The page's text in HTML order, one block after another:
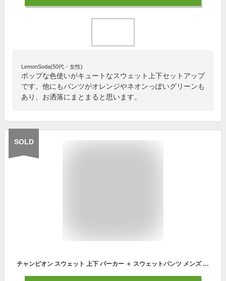
LemonSoda(50代・女性)
ポップな色使いがキュートなスウェット上下セットアップ
です。他にもパンツがオレンジやネオンっぽいグリーンも
あり、お洒落にまとまると思います。
SOLD
チャンピオン スウェット 上下 パーカー ＋ スウェットパンツ メンズ レディース CHAMPION スウェット上下 無地 セットアップ 裏起毛 大きいサイズ ゆったり ビッグシルエット 大きめ 部屋着 韓国ファッション おしゃれ 厚手 ダンス 衣装 ブランド グレー 黒 紺 S M L XL XXL